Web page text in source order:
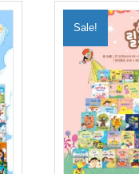
Sale!